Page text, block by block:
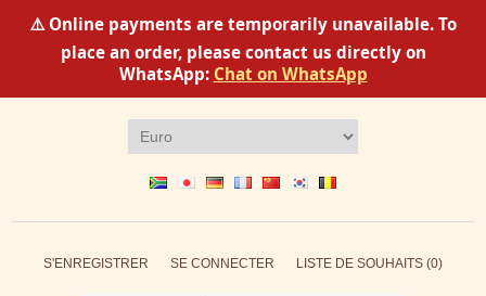
⚠️ Online payments are temporarily unavailable. To
place an order, please contact us directly on
WhatsApp: Chat on WhatsApp
S'ENREGISTRER SE CONNECTER LISTE DE SOUHAITS (0)